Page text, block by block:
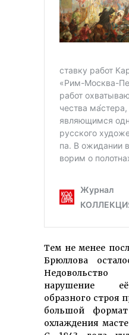
Тем не менее
Брюллова
нарушение
образного строя
большой
охлаждения